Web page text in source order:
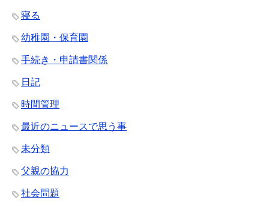
寝る
幼稚園・保育園
手続き・申請書関係
日記
時間管理
最近のニュースで思う事
未分類
父親の協力
社会問題